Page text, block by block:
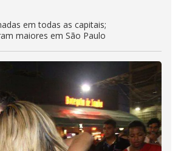
em todas as capitais;
maiores em São Paulo